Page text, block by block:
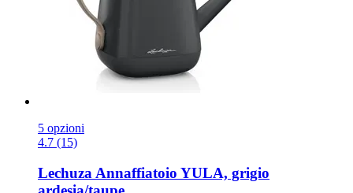
5 opzioni
4.7 (15)
Lechuza Annaffiatoio YULA, grigio